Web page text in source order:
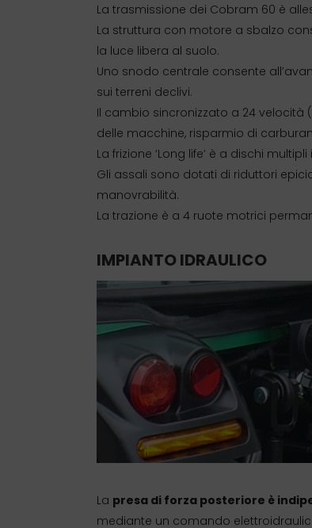
La trasmissione dei Cobram 60 è
La struttura con motore a sbalzo
la luce libera al suolo.
Uno snodo centrale consente
sui terreni declivi.
Il cambio sincronizzato a 24 velocità
delle macchine, risparmio di
La frizione ‘Long life’ è a dischi
Gli assali sono dotati di riduttori
manovrabilità.
La trazione è a 4 ruote motrici
IMPIANTO IDRAULICO
La presa di forza posteriore è
mediante un comando